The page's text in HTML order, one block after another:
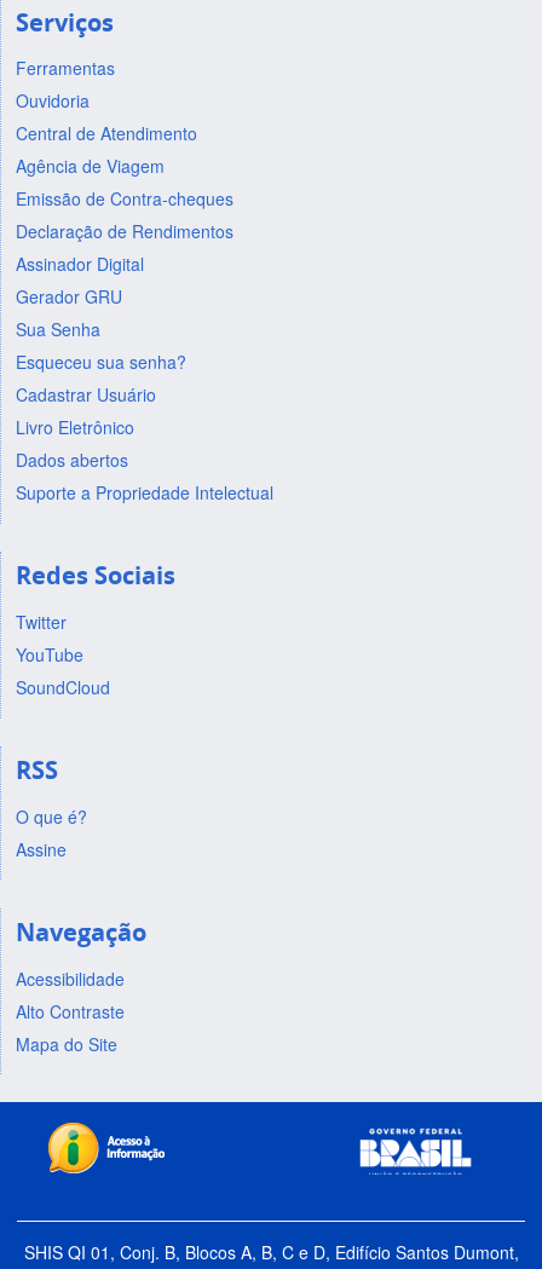
Serviços
Ferramentas
Ouvidoria
Central de Atendimento
Agência de Viagem
Emissão de Contra-cheques
Declaração de Rendimentos
Assinador Digital
Gerador GRU
Sua Senha
Esqueceu sua senha?
Cadastrar Usuário
Livro Eletrônico
Dados abertos
Suporte a Propriedade Intelectual
Redes Sociais
Twitter
YouTube
SoundCloud
RSS
O que é?
Assine
Navegação
Acessibilidade
Alto Contraste
Mapa do Site
SHIS QI 01, Conj. B, Blocos A, B, C e D, Edifício Santos Dumont,